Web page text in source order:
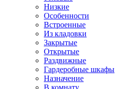
Низкие
Особенности
Встроенные
Из кладовки
Закрытые
Открытые
Раздвижные
Гардеробные шкафы
Назначение
В комнату